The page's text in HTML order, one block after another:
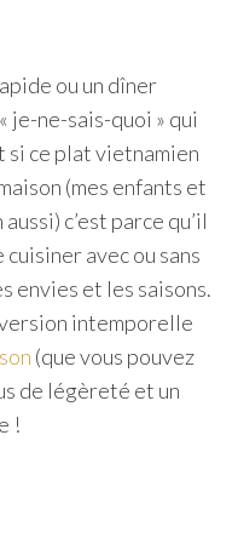
ou un dîner
je-ne-sais-quoi » qui
si ce plat vietnamien
(mes enfants et
c’est parce qu’il
avec ou sans
envies et les saisons.
version intemporelle
(que vous pouvez
de légèreté et un
!